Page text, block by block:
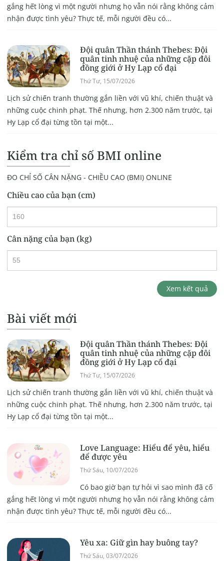
gắng hết lòng vì một người nhưng họ vẫn nói rằng không cảm
nhận được tình yêu? Thực tế, mỗi người đều có...
Đội quân Thần thánh Thebes: Đội
quân tinh nhuệ của những cặp đôi
đồng giới ở Hy Lạp cổ đại
Thứ Tư, 15/07/2026
Lịch sử chiến tranh thường gắn liền với vũ khí, chiến thuật và
những cuộc chinh phạt. Thế nhưng, hơn 2.300 năm trước, tại
Hy Lạp cổ đại từng tồn tại một...
Kiểm tra chỉ số BMI online
ĐO CHỈ SỐ CÂN NẶNG - CHIỀU CAO (BMI) ONLINE
Chiều cao của bạn (cm)
Cân nặng của bạn (kg)
Xem kết quả
Bài viết mới
Đội quân Thần thánh Thebes: Đội
quân tinh nhuệ của những cặp đôi
đồng giới ở Hy Lạp cổ đại
Thứ Tư, 15/07/2026
Lịch sử chiến tranh thường gắn liền với vũ khí, chiến thuật và
những cuộc chinh phạt. Thế nhưng, hơn 2.300 năm trước, tại
Hy Lạp cổ đại từng tồn tại một...
Love Language: Hiểu để yêu, hiểu
để được yêu
Thứ Sáu, 10/07/2026
Có bao giờ bạn tự hỏi vì sao mình đã cố
gắng hết lòng vì một người nhưng họ vẫn nói rằng không cảm
nhận được tình yêu? Thực tế, mỗi người đều có...
Yêu xa: Giữ gìn hay buông tay?
Thứ Sáu, 03/07/2026